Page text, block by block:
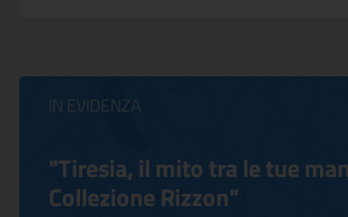
IN EVIDENZA
"Tiresia, il mito tra le tue
Collezione Rizzon"